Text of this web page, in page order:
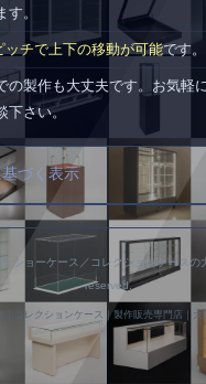
。
ッチで上下の移動が可能です。
の製作も大丈夫です。お気軽
下さい。
づく表示
ショーケース／コレクションケースの
reserved.
｜コレクションケース｜製作販売専門店｜大